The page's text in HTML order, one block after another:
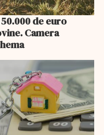
de euro
Camera